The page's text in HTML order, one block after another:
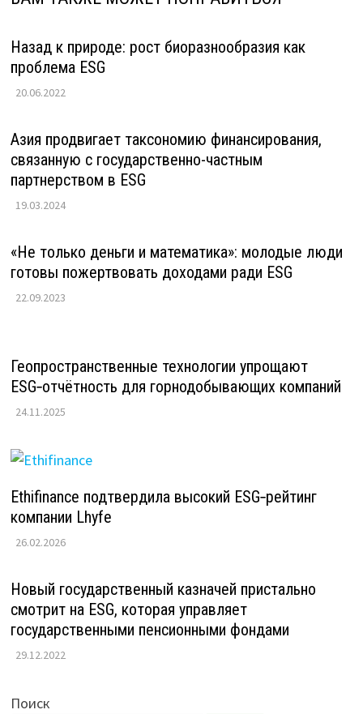
Назад к природе: рост биоразнообразия как
проблема ESG
20.06.2022
Азия продвигает таксономию финансирования,
связанную с государственно-частным
партнерством в ESG
19.03.2024
«Не только деньги и математика»: молодые люди
готовы пожертвовать доходами ради ESG
22.09.2023
Геопространственные технологии упрощают
ESG‑отчётность для горнодобывающих компаний
24.11.2025
Ethifinance подтвердила высокий ESG‑рейтинг
компании Lhyfe
26.02.2026
Новый государственный казначей пристально
смотрит на ESG, которая управляет
государственными пенсионными фондами
29.12.2022
Поиск